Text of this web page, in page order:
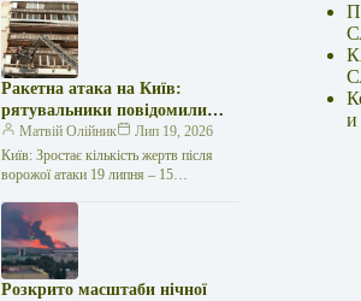
Ракетна атака на Київ:
рятувальники повідомили
про 15 поранених
Матвій Олійник
Лип 19, 2026
Київ: Зростає кількість жертв після
ворожої атаки 19 липня – 15
російської агресії, що сталася у
столиці…
Розкрито масштаби нічної
и